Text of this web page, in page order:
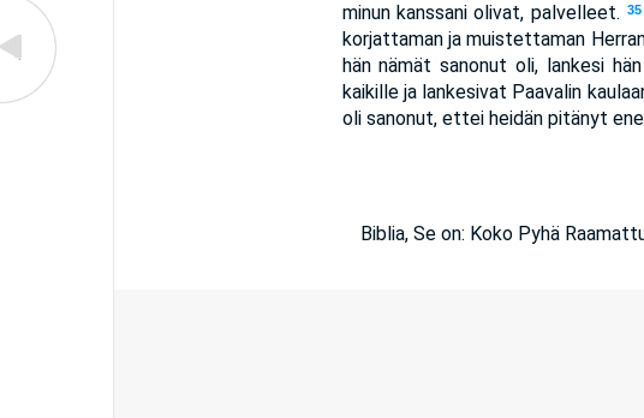
minun kanssani olivat, palvelleet.
35
korjattaman ja muistettaman
hän nämät sanonut oli, lankesi
kaikille ja lankesivat Paavalin
oli sanonut, ettei heidän pitänyt
Biblia, Se on: Koko Pyhä